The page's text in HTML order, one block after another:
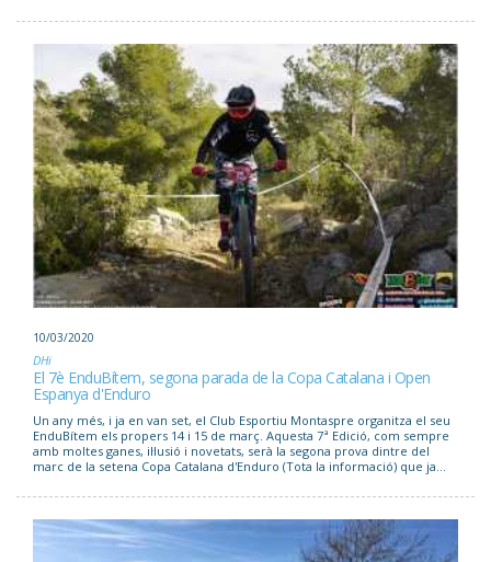
10/03/2020
DHi
El 7è EnduBítem, segona parada de la Copa Catalana i Open
Espanya d'Enduro
Un any més, i ja en van set, el Club Esportiu Montaspre organitza el seu
EnduBítem els propers 14 i 15 de març. Aquesta 7ª Edició, com sempre
amb moltes ganes, il·lusió i novetats, serà la segona prova dintre del
marc de la setena Copa Catalana d'Enduro (Tota la informació) que ja...